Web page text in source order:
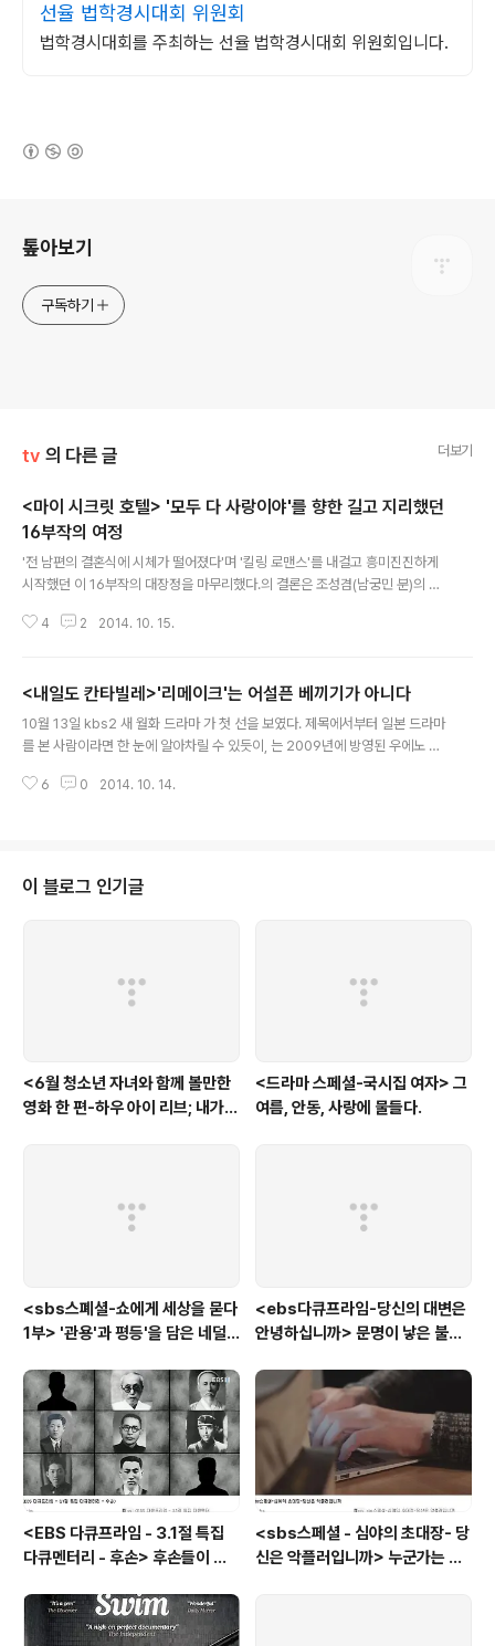
선율 법학경시대회 위원회
법학경시대회를 주최하는 선율 법학경시대회 위원회입니다.
톺아보기
구독하기
tv 의 다른 글 더보기
<마이 시크릿 호텔> '모두 다 사랑이야'를 향한 길고 지리했던
16부작의 여정
'전 남편의 결혼식에 시체가 떨어졌다'며 '킬링 로맨스'를 내걸고 흥미진진하게
시작했던 이 16부작의 대장정을 마무리했다.의 결론은 조성겸(남궁민 분)의 한
를 위해 진실을 덮은 총지배인도, 총지배인을 대신한 양경희도, 양경희를 대신
혼식에 느닷없이 천장 유리를 깨고 떨어졌던 시체 황동배(김영춘 분)에서 시작
되어 미스터리처럼 이어지던 살인 사건의 결말은, 러브스토리로 결론 맺어졌다.
그리고, 그 시체로 인해 깨진 구해영의 결혼은 다행히도(?) 두 주인공의 사랑의
4 2 2014. 10. 15.
<내일도 칸타빌레>'리메이크'는 어설픈 베끼기가 아니다
10월 13일 kbs2 새 월화 드라마 가 첫 선을 보였다. 제목에서부터 일본 드라마
를 본 사람이라면 한 눈에 알아차릴 수 있듯이, 는 2009년에 방영된 우에노 주
치는 연기와 만화적 상상력이 넘쳐 흘렀던 였기에, 이 작품을 리메이크 한다고
서는 해프닝까지 발생했었다. 우여곡절 끝에 심은경이 노다메구미 역으로 낙점
되고,를 통해 검증받았던 그녀의 연기력에 대한 기대로 의 리메이크에 대한 우
6 0 2014. 10. 14.
이 블로그 인기글
<6월 청소년 자녀와 함께 볼만한
영화 한 편-하우 아이 리브; 내가
<드라마 스페셜-국시집 여자> 그
여름, 안동, 사랑에 물들다.
<sbs스폐셜-쇼에게 세상을 묻다
1부> '관용'과 평등'을 담은 네덜
<ebs다큐프라임-당신의 대변은
안녕하십니까> 문명이 낳은 불치
<EBS 다큐프라임 - 3.1절 특집
다큐멘터리 - 후손> 후손들이 말
고 후손들이 짊어진 삶의 무게
<sbs스페셜 - 심야의 초대장- 당
신은 악플러입니까> 누군가는 강